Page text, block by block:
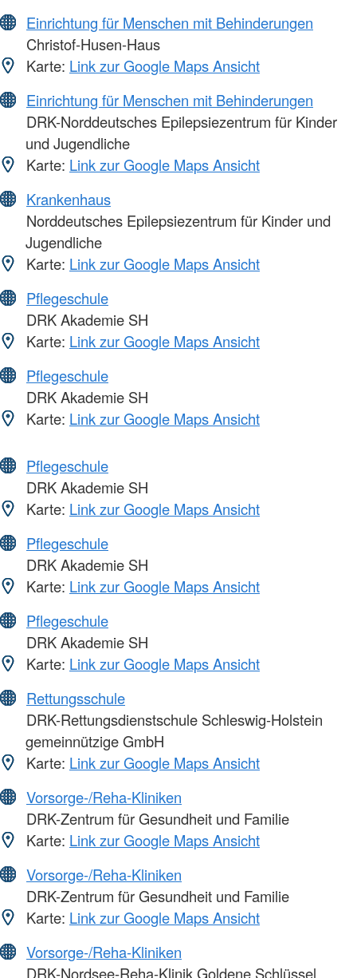
Einrichtung für Menschen mit Behinderungen
Christof-Husen-Haus
Karte: Link zur Google Maps Ansicht
Einrichtung für Menschen mit Behinderungen
DRK-Norddeutsches Epilepsiezentrum für Kinder
und Jugendliche
Karte: Link zur Google Maps Ansicht
Krankenhaus
Norddeutsches Epilepsiezentrum für Kinder und
Jugendliche
Karte: Link zur Google Maps Ansicht
Pflegeschule
DRK Akademie SH
Karte: Link zur Google Maps Ansicht
Pflegeschule
DRK Akademie SH
Karte: Link zur Google Maps Ansicht
Pflegeschule
DRK Akademie SH
Karte: Link zur Google Maps Ansicht
Pflegeschule
DRK Akademie SH
Karte: Link zur Google Maps Ansicht
Pflegeschule
DRK Akademie SH
Karte: Link zur Google Maps Ansicht
Rettungsschule
DRK-Rettungsdienstschule Schleswig-Holstein
gemeinnützige GmbH
Karte: Link zur Google Maps Ansicht
Vorsorge-/Reha-Kliniken
DRK-Zentrum für Gesundheit und Familie
Karte: Link zur Google Maps Ansicht
Vorsorge-/Reha-Kliniken
DRK-Zentrum für Gesundheit und Familie
Karte: Link zur Google Maps Ansicht
Vorsorge-/Reha-Kliniken
DRK-Nordsee-Reha-Klinik Goldene Schlüssel